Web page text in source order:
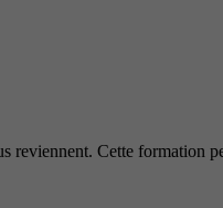
Cette formation